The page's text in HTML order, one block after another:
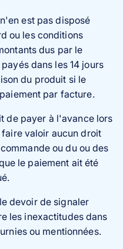
est pas disposé
ou les conditions
dus par le
dans les 14 jours
du produit si le
par facture.
de payer à l'avance lors
valoir aucun droit
ou du ou des
le paiement ait été
devoir de signaler
les inexactitudes dans
ou mentionnées.